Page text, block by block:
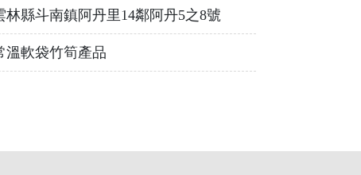
林縣斗南鎮阿丹里14鄰阿丹5之8號
溫軟袋竹筍產品